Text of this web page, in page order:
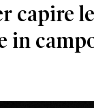
capire
in